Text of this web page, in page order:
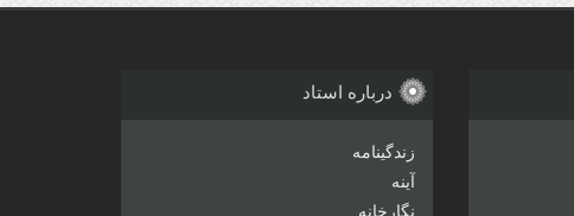
درباره استاد
زندگینامه
آینه
نگارخانه